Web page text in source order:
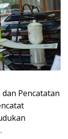
Pencatatan